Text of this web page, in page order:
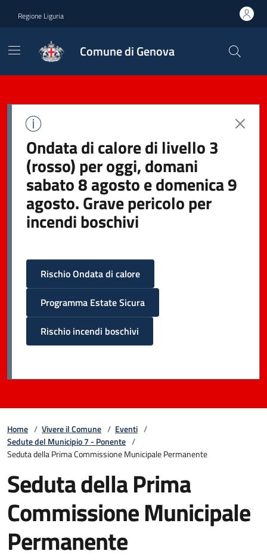
Regione Liguria
Comune di Genova
Ondata di calore di livello 3
(rosso) per oggi, domani
sabato 8 agosto e domenica 9
agosto. Grave pericolo per
incendi boschivi
Rischio Ondata di calore
Programma Estate Sicura
Rischio incendi boschivi
Home / Vivere il Comune / Eventi /
Sedute del Municipio 7 - Ponente /
Seduta della Prima Commissione Municipale Permanente
Seduta della Prima
Commissione Municipale
Permanente